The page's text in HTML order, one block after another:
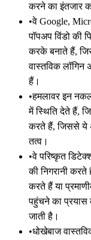
करने का इंतजार
•वे Google,
पॉपअप विंडो
करके बनाते हैं,
वास्तविक लॉगिन
हैं।
•हमलावर इन
में स्थिति देते हैं,
करते हैं, जिससे ये
तत्व।
•वे परिष्कृत
की निगरानी
करते हैं या
पहुंचने का प्रयास
जाती है।
•धोखेबाज